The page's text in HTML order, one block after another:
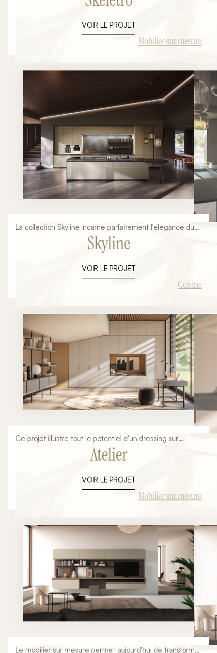
aux besoins des espaces privés comme professionnels, il
structure modulaire en aluminium et une large palette de
finitions haut de gamme. Cette inspiration illustre tout le
potentiel du mobilier sur mesure pour créer des
élégants ou des agencements de boutiques premium.
Fonctionnalité, esthétique et personnalisation se
rencontrent pour donner vie à des projets uniques
parfaitement intégrés à leur environnement.
VOIR LE PROJET
Mobilier sur mesure
La collection Skyline incarne parfaitement l'élégance du
design italien contemporain. Avec ses lignes épurées,
ses matériaux raffinés et son intégration architecturale
cuisine haut de gamme pensée comme une véritable
pièce de vie. Plus qu'un simple espace de préparation, la
cuisine devient aujourd'hui le cœur de la maison. L'îlot
et les finitions premium participent à la création d'un
environnement chaleureux où esthétique et fonctionnalité
se rencontrent. Cette inspiration issue de l'univers
Armony Cucine démontre les nombreuses possibilités
offertes par la cuisine italienne sur mesure. Chaque
projet peut être entièrement personnalisé afin de
répondre aux habitudes de vie, aux contraintes
architecturales et aux envies de chaque client.
Skyline
VOIR LE PROJET
Cuisine
Ce projet illustre tout le potentiel d'un dressing sur
mesure conçu sous pente. Souvent considérés comme
difficiles à aménager, les espaces situés sous les
rangement lorsqu'ils font l'objet d'une conception
adaptée. L'objectif de cette réalisation était de
transformer une zone sous toiture en un espace élégant,
entièrement personnalisé, chaque volume disponible est
exploité afin de créer un dressing confortable, esthétique
et durable. Pensé dans les moindres détails, cet
aménagement associe rangements, penderies et
espaces accessoires dans une composition harmonieuse
qui s'intègre naturellement à l'architecture du lieu.
Atelier
VOIR LE PROJET
Mobilier sur mesure
Le mobilier sur mesure permet aujourd'hui de transformer